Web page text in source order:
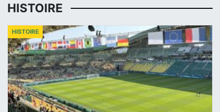
HISTOIRE
HISTOIRE